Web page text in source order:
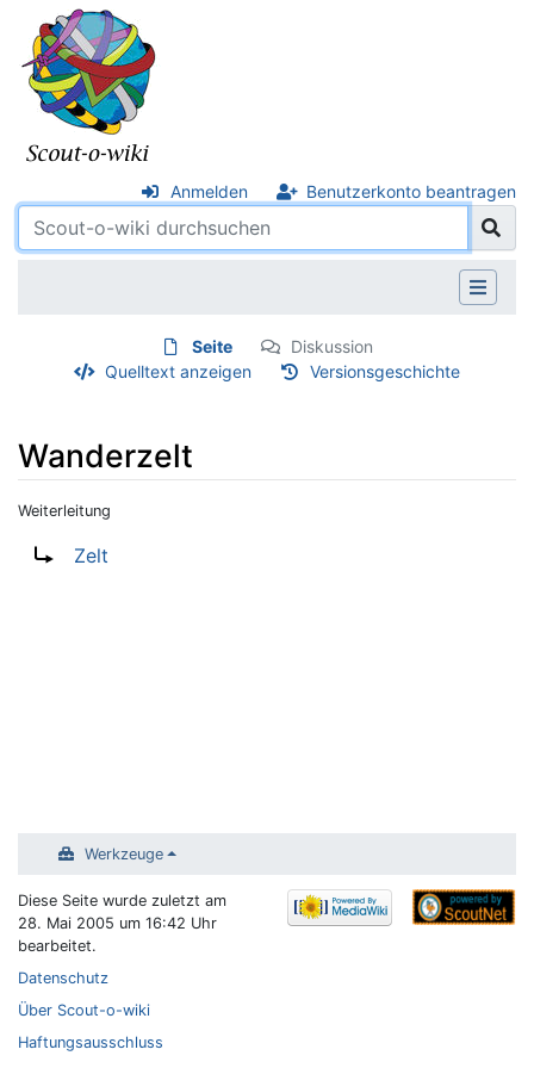
Anmelden Benutzerkonto beantragen
Seite
Diskussion
Quelltext anzeigen
Versionsgeschichte
Wanderzelt
Weiterleitung
Zelt
Werkzeuge
Diese Seite wurde zuletzt am
28. Mai 2005 um 16:42 Uhr
bearbeitet.
Datenschutz
Über Scout-o-wiki
Haftungsausschluss